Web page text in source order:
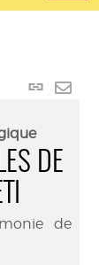
Lien
mail
DE
de